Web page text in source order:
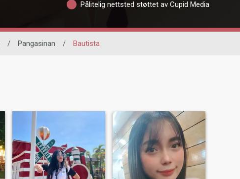
Pålitelig nettsted støttet av Cupid Media
/ Pangasinan / Bautista